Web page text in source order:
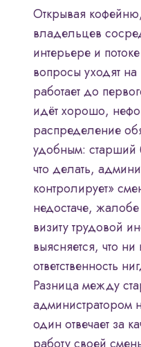
Открывая
владельцев
интерьере и
вопросы уходят
работает до
идёт хорошо,
распределение
удобным: старший
что делать,
контролирует»
недостаче,
визиту трудовой
выясняется, что
ответственность
Разница между
администратором
один отвечает за